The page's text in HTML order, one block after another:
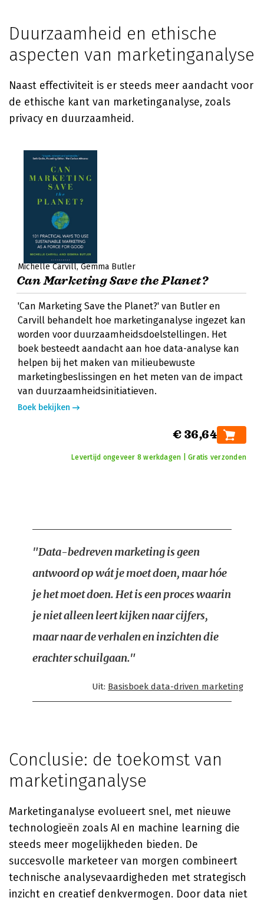
Duurzaamheid en ethische
aspecten van marketinganalyse
Naast effectiviteit is er steeds meer aandacht voor
de ethische kant van marketinganalyse, zoals
privacy en duurzaamheid.
Michelle Carvill Gemma Butler
Can Marketing Save the Planet?
'Can Marketing Save the Planet?' van Butler en
Carvill behandelt hoe marketinganalyse ingezet kan
worden voor duurzaamheidsdoelstellingen. Het
boek besteedt aandacht aan hoe data-analyse kan
helpen bij het maken van milieubewuste
marketingbeslissingen en het meten van de impact
van duurzaamheidsinitiatieven.
Boek bekijken
€ 36,64
Levertijd ongeveer 8 werkdagen | Gratis verzonden
"Data-bedreven marketing is geen
antwoord op wát je moet doen, maar hóe
je het moet doen. Het is een proces waarin
je niet alleen leert kijken naar cijfers,
maar naar de verhalen en inzichten die
erachter schuilgaan."
Uit: Basisboek data-driven marketing
Conclusie: de toekomst van
marketinganalyse
Marketinganalyse evolueert snel, met nieuwe
technologieën zoals AI en machine learning die
steeds meer mogelijkheden bieden. De
succesvolle marketeer van morgen combineert
technische analysevaardigheden met strategisch
inzicht en creatief denkvermogen. Door data niet